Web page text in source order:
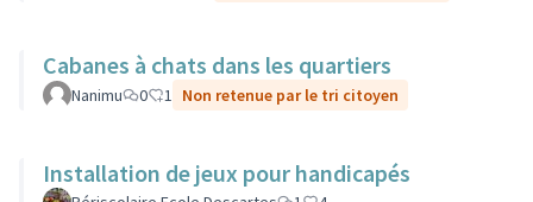
Cabanes à chats dans les quartiers
Nanimu 0 1 Non retenue par le tri citoyen
Installation de jeux pour handicapés